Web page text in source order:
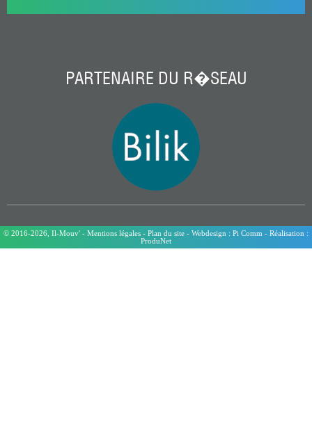
PARTENAIRE DU R�SEAU
© 2016-2026, Il-Mouv' - Mentions légales - Plan du site - Webdesign : Pi Comm - Réalisation :
ProduNet